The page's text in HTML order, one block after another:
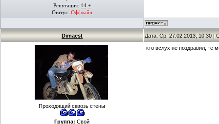
Репутация: 14 ±
Статус: Оффлайн
Dimaest Дата: Ср, 27.02.2013, 10:30 |
Проходящий сквозь стены
Группа: Свой
кто вслух не поздравил, те